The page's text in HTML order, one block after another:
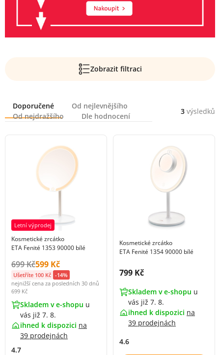
Zobrazit filtraci
Řazení
Doporučené
Od nejlevnějšího
Od nejdražšího
Dle hodnocení
3 výsledků
Letní výprodej
Kosmetické zrcátko
ETA Fenité 1353 90000 bílé
Původní cena s DPH:
699 KčCena s DPH:
599 Kč
Ušetříte 100 Kč -14%
nejnižší cena za posledních 30 dnů
699 Kč
Skladem v e-shopu u
vás již 7. 8.
ihned k dispozici na
39 prodejnách
4.7
Kosmetické zrcátko
ETA Fenité 1354 90000 bílé
Cena s DPH:
799 Kč
Skladem v e-shopu u
vás již 7. 8.
ihned k dispozici na
39 prodejnách
4.6